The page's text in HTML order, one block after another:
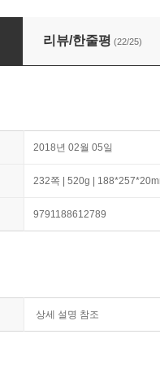
리뷰/한줄평 (22/25)
2018년 02월 05일
232쪽 | 520g |
9791188612789
상세 설명 참조